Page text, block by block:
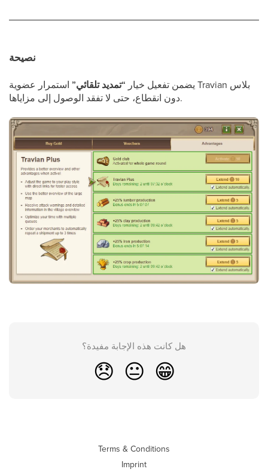
نصيحة
يضمن تفعيل خيار “تمديد تلقائي” استمرار عضوية Travian بلاس
دون انقطاع، حتى لا تفقد الوصول إلى مزاياها.
هل كانت هذه الإجابة مفيدة؟
😞 😐 😁
Terms & Conditions
Imprint